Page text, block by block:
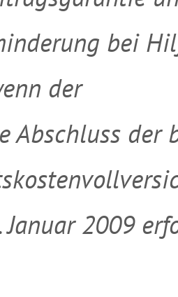
bei
der
Abschluss der
Januar 2009